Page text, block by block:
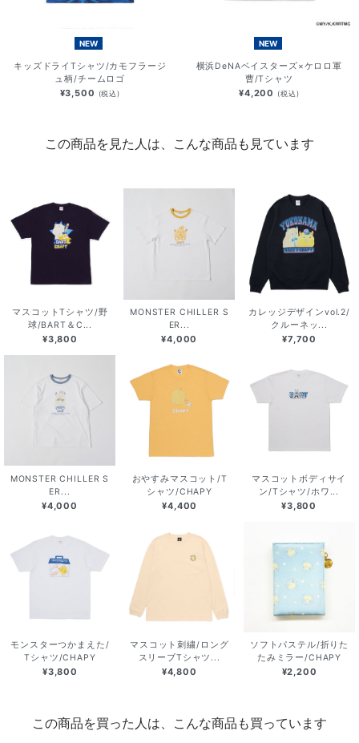
NEW
キッズドライTシャツ/カモフラージ
ュ柄/チームロゴ
¥3,500 (税込)
NEW
横浜DeNAベイスターズ×ケロロ軍
曹/Tシャツ
¥4,200 (税込)
この商品を見た人は、こんな商品も見ています
マスコットTシャツ/野
球/BART＆C...
¥3,800
MONSTER CHILLER S
ER...
¥4,000
カレッジデザインvol.2/
クルーネッ...
¥7,700
MONSTER CHILLER S
ER...
¥4,000
おやすみマスコット/T
シャツ/CHAPY
¥4,400
マスコットボディサイ
ン/Tシャツ/ホワ...
¥3,800
モンスターつかまえた/
Tシャツ/CHAPY
¥3,800
マスコット刺繍/ロング
スリーブTシャツ...
¥4,800
ソフトパステル/折りた
たみミラー/CHAPY
¥2,200
この商品を買った人は、こんな商品も買っています